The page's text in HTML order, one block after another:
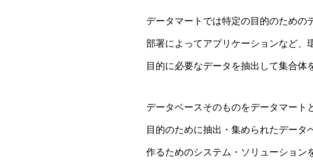
データマートでは特定の目的のための
部署によってアプリケーションなど、
目的に必要なデータを抽出して集合体
データベースそのものをデータマート
目的のために抽出・集められたデータ
作るためのシステム・ソリューション